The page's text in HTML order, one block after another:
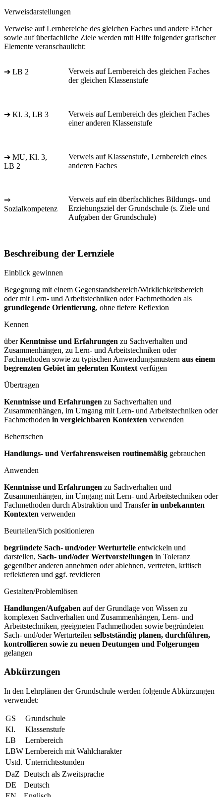
Verweisdarstellungen
Verweise auf Lernbereiche des gleichen Faches und andere Fächer
sowie auf überfachliche Ziele werden mit Hilfe folgender grafischer
Elemente veranschaulicht:
➔ LB 2
Verweis auf Lernbereich des gleichen Faches
der gleichen Klassenstufe
➔ Kl. 3, LB 3
Verweis auf Lernbereich des gleichen Faches
einer anderen Klassenstufe
➔ MU, Kl. 3,
LB 2
Verweis auf Klassenstufe, Lernbereich eines
anderen Faches
⇒
Sozialkompetenz
Verweis auf ein überfachliches Bildungs- und
Erziehungsziel der Grundschule (s. Ziele und
Aufgaben der Grundschule)
Beschreibung der Lernziele
Einblick gewinnen
Begegnung mit einem Gegenstandsbereich/Wirklichkeitsbereich
oder mit Lern- und Arbeitstechniken oder Fachmethoden als
grundlegende Orientierung, ohne tiefere Reflexion
Kennen
überKenntnisse und Erfahrungen zu Sachverhalten und
Zusammenhängen, zu Lern- und Arbeitstechniken oder
Fachmethoden sowie zu typischen Anwendungsmustern aus einem
begrenzten Gebiet im gelernten Kontext verfügen
Übertragen
Kenntnisse und Erfahrungen zu Sachverhalten und
Zusammenhängen, im Umgang mit Lern- und Arbeitstechniken oder
Fachmethoden in vergleichbaren Kontexten verwenden
Beherrschen
Handlungs- und Verfahrensweisen routinemäßig gebrauchen
Anwenden
Kenntnisse und Erfahrungen zu Sachverhalten und
Zusammenhängen, im Umgang mit Lern- und Arbeitstechniken oder
Fachmethoden durch Abstraktion und Transferin unbekannten
Kontexten verwenden
Beurteilen/Sich positionieren
begründete Sach- und/oder Werturteile entwickeln und
darstellen, Sach- und/oder Wertvorstellungen in Toleranz
gegenüber anderen annehmen oder ablehnen, vertreten, kritisch
reflektieren und ggf. revidieren
Gestalten/Problemlösen
Handlungen/Aufgaben auf der Grundlage von Wissen zu
komplexen Sachverhalten und Zusammenhängen, Lern- und
Arbeitstechniken, geeigneten Fachmethoden sowie begründeten
Sach- und/oder Werturteilen selbstständig planen, durchführen,
kontrollieren sowie zu neuen Deutungen und Folgerungen
gelangen
Abkürzungen
In den Lehrplänen der Grundschule werden folgende Abkürzungen
verwendet:
GS
Grundschule
Kl.
Klassenstufe
LB
Lernbereich
LBW Lernbereich mit Wahlcharakter
Ustd. Unterrichtsstunden
DaZ Deutsch als Zweitsprache
DE
Deutsch